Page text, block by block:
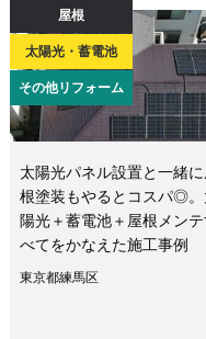
屋根
太陽光・蓄電池
その他リフォーム
太陽光パネル設置と一緒に
根塗装もやるとコスパ◎。
陽光＋蓄電池＋屋根メンテ
べてをかなえた施工事例
東京都練馬区